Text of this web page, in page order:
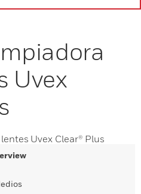
Uvex
Uvex Clear® Plus